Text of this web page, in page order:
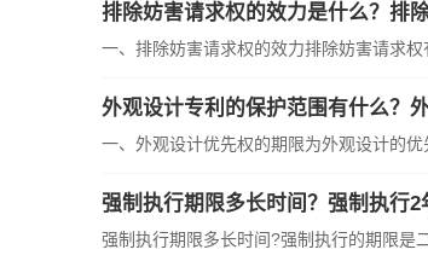
排除妨害请求权的效力是什么？排
一、排除妨害请求权的效力排除妨害请求权
外观设计专利的保护范围有什么？
一、外观设计优先权的期限为外观设计的优
强制执行期限多长时间？强制执行2
强制执行期限多长时间?强制执行的期限是